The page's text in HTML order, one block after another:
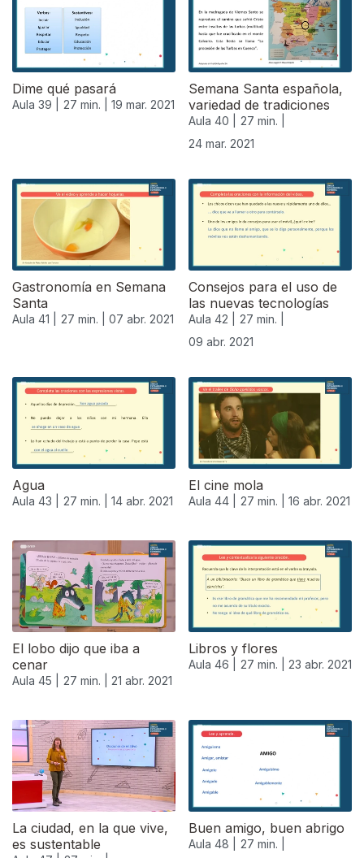
Dime qué pasará
Aula 39 | 27 min. | 19 mar. 2021
Semana Santa española,
variedad de tradiciones
Aula 40 |
27 min. |
24 mar. 2021
Gastronomía en Semana
Santa
Aula 41 | 27 min. | 07 abr. 2021
Consejos para el uso de
las nuevas tecnologías
Aula 42 |
27 min. |
09 abr. 2021
Agua
Aula 43 | 27 min. | 14 abr. 2021
El cine mola
Aula 44 | 27 min. | 16 abr. 2021
El lobo dijo que iba a
cenar
Aula 45 | 27 min. | 21 abr. 2021
Libros y flores
Aula 46 | 27 min. | 23 abr. 2021
La ciudad, en la que vive,
es sustentable
Buen amigo, buen abrigo
Aula 48 | 27 min. |
540880